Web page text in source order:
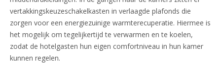
vertakkingskeuzeschakelkasten in verlaagde plafonds die
zorgen voor een energiezuinige warmterecuperatie. Hiermee is
het mogelijk om tegelijkertijd te verwarmen en te koelen,
zodat de hotelgasten hun eigen comfortniveau in hun kamer
kunnen regelen.